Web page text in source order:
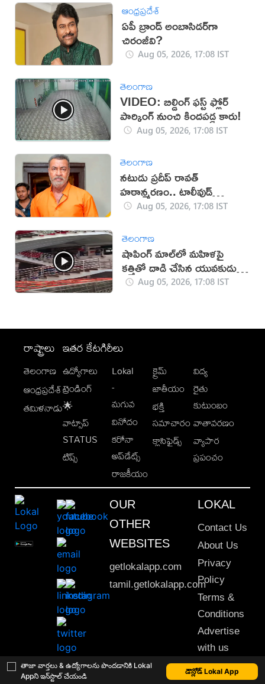
తాజా వార్తలు & ఉద్యోగాలను పొందడానికి Lokal
Appని ఇన్‌స్టాల్ చేయండి
డౌన్లోడ్ Lokal App
ఆంధ్రప్రదేశ్
ఏపీ బ్రాండ్ అంబాసిడర్‌గా
చిరంజీవి?
Aug 05, 2026, 17:08 IST
తెలంగాణ
VIDEO: బిల్డింగ్ ఫస్ట్ ఫ్లోర్
పార్కింగ్ నుంచి కిందపడ్డ కారు!
Aug 05, 2026, 17:08 IST
తెలంగాణ
నటుడు ప్రదీప్ రావత్
హఠాన్మరణం.. టాలీవుడ్
స్పందనపై విమర్శలు
Aug 05, 2026, 17:08 IST
తెలంగాణ
షాపింగ్ మాల్‌లో మహిళపై
కత్తితో దాడి చేసిన యువకుడు
(వీడియో)
Aug 05, 2026, 17:08 IST
రాష్ట్రాలు
తెలంగాణ
ఆంధ్రప్రదేశ్
తమిళనాడు
ఇతర కేటగిరీలు
ఉద్యోగాలు
ట్రెండింగ్
🌟
వాట్సాప్
STATUS
టిప్స్
Lokal
-
మగువ
వినోదం
కరోనా
అప్‌డేట్స్
రాజకీయం
క్రైమ్
జాతీయం
భక్తి
సమాచారం
క్లాసిఫైడ్స్
విద్య
రైతు
కుటుంబం
వాతావరణం
వ్యాపార
ప్రపంచం
OUR
OTHER
WEBSITES
getlokalapp.com
tamil.getlokalapp.com
LOKAL
Contact Us
About Us
Privacy
Policy
Terms &
Conditions
Advertise
with us
Sitemap
This material may not be published, transmitted, rewritten or redistributed. © 2020 Lokal App. All rights reserved.